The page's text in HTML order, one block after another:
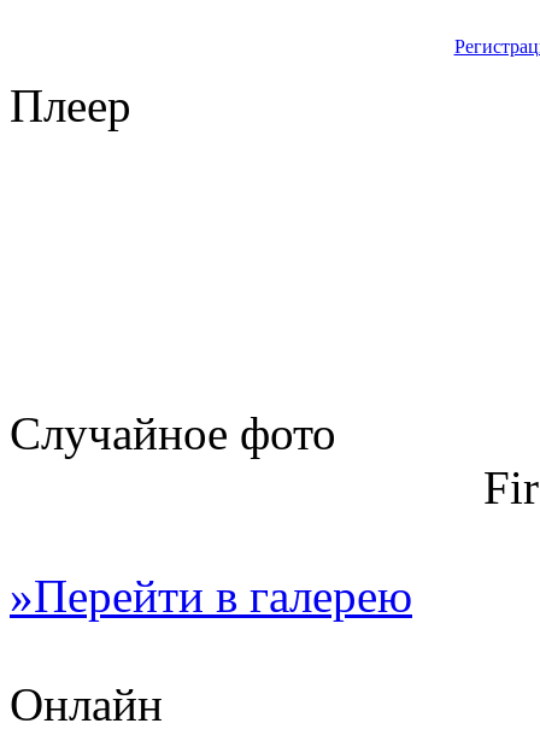
Плеер
Случайное фото
»Перейти в галерею
Онлайн